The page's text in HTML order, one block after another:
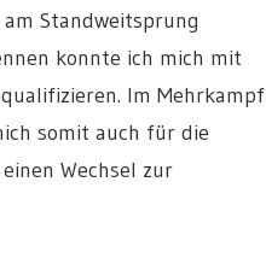
Standweitsprung
konnte ich mich mit
Im Mehrkampf
somit auch für die
Wechsel zur